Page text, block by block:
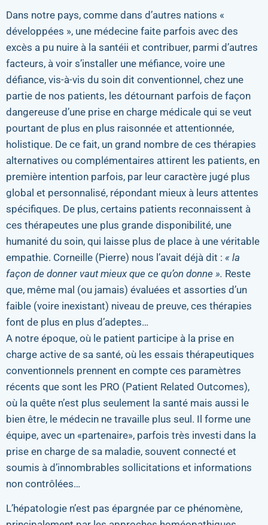
Dans notre pays, comme dans d’autres nations «
développées », une médecine faite parfois avec des
excès a pu nuire à la santéii et contribuer, parmi d’autres
facteurs, à voir s’installer une méfiance, voire une
défiance, vis-à-vis du soin dit conventionnel, chez une
partie de nos patients, les détournant parfois de façon
dangereuse d’une prise en charge médicale qui se veut
pourtant de plus en plus raisonnée et attentionnée,
holistique. De ce fait, un grand nombre de ces thérapies
alternatives ou complémentaires attirent les patients, en
première intention parfois, par leur caractère jugé plus
global et personnalisé, répondant mieux à leurs attentes
spécifiques. De plus, certains patients reconnaissent à
ces thérapeutes une plus grande disponibilité, une
humanité du soin, qui laisse plus de place à une véritable
empathie. Corneille (Pierre) nous l’avait déjà dit : « la
façon de donner vaut mieux que ce qu’on donne ». Reste
que, même mal (ou jamais) évaluées et assorties d’un
faible (voire inexistant) niveau de preuve, ces thérapies
font de plus en plus d’adeptes…
A notre époque, où le patient participe à la prise en
charge active de sa santé, où les essais thérapeutiques
conventionnels prennent en compte ces paramètres
récents que sont les PRO (Patient Related Outcomes),
où la quête n’est plus seulement la santé mais aussi le
bien être, le médecin ne travaille plus seul. Il forme une
équipe, avec un «partenaire», parfois très investi dans la
prise en charge de sa maladie, souvent connecté et
soumis à d’innombrables sollicitations et informations
non contrôlées…
L’hépatologie n’est pas épargnée par ce phénomène,